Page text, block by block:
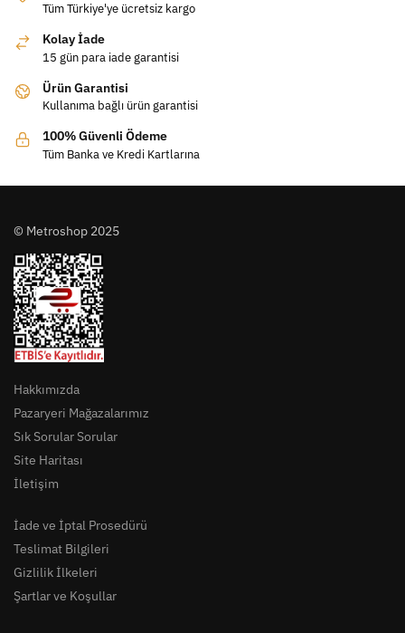
Tüm Türkiye'ye ücretsiz kargo
Kolay İade
15 gün para iade garantisi
Ürün Garantisi
Kullanıma bağlı ürün garantisi
100% Güvenli Ödeme
Tüm Banka ve Kredi Kartlarına
© Metroshop 2025
Hakkımızda
Pazaryeri Mağazalarımız
Sık Sorular Sorular
Site Haritası
İletişim
İade ve İptal Prosedürü
Teslimat Bilgileri
Gizlilik İlkeleri
Şartlar ve Koşullar